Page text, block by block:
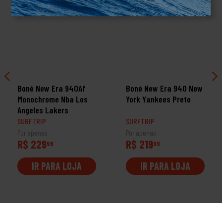
Boné New Era 940Af
Monochrome Nba Los
Angeles Lakers
SURFTRIP
Por apenas
R$ 22999
IR PARA LOJA
Boné New Era 940 New
York Yankees Preto
SURFTRIP
Por apenas
R$ 21999
IR PARA LOJA